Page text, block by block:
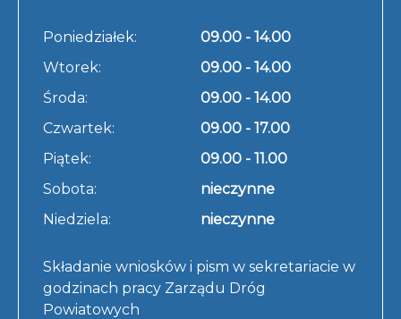
Poniedziałek:
09.00 - 14.00
Wtorek:
09.00 - 14.00
Środa:
09.00 - 14.00
Czwartek:
09.00 - 17.00
Piątek:
09.00 - 11.00
Sobota:
nieczynne
Niedziela:
nieczynne
Składanie wniosków i pism w sekretariacie w
godzinach pracy Zarządu Dróg
Powiatowych